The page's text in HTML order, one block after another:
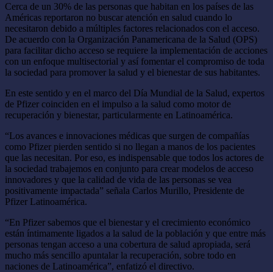
Cerca de un 30% de las personas que habitan en los países de las
Américas reportaron no buscar atención en salud cuando lo
necesitaron debido a múltiples factores relacionados con el acceso.
De acuerdo con la Organización Panamericana de la Salud (OPS)
para facilitar dicho acceso se requiere la implementación de acciones
con un enfoque multisectorial y así fomentar el compromiso de toda
la sociedad para promover la salud y el bienestar de sus habitantes.
En este sentido y en el marco del Día Mundial de la Salud, expertos
de Pfizer coinciden en el impulso a la salud como motor de
recuperación y bienestar, particularmente en Latinoamérica.
“Los avances e innovaciones médicas que surgen de compañías
como Pfizer pierden sentido si no llegan a manos de los pacientes
que las necesitan. Por eso, es indispensable que todos los actores de
la sociedad trabajemos en conjunto para crear modelos de acceso
innovadores y que la calidad de vida de las personas se vea
positivamente impactada” señala Carlos Murillo, Presidente de
Pfizer Latinoamérica.
“En Pfizer sabemos que el bienestar y el crecimiento económico
están íntimamente ligados a la salud de la población y que entre más
personas tengan acceso a una cobertura de salud apropiada, será
mucho más sencillo apuntalar la recuperación, sobre todo en
naciones de Latinoamérica”, enfatizó el directivo.